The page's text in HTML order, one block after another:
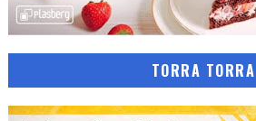
TORRA TORRA